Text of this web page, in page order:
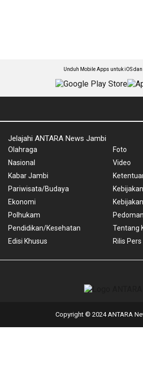
Unduh Mobile Apps untuk iOS
Jelajahi ANTARA News Jambi
Olahraga
Nasional
Kabar Jambi
Pariwisata/Budaya
Ekonomi
Polhukam
Pendidikan/Kesehatan
Edisi Khusus
Foto
Video
Tentang
Rilis Pers
Copyright © 2024 ANTARA